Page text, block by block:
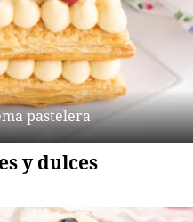
pastelera
y dulces